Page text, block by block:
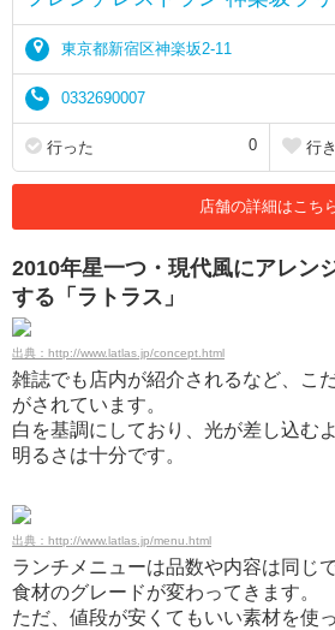
東京都新宿区神楽坂2-11
0332690007
行った 0 行
店舗の詳細はこち
2010年星一つ・現代風にアレン
する「ラトラス」
出典：http://www.latlas.jp/concept.html
雑誌でも店内が紹介されるなど、こ
がされています。
白を基調にしており、光が差し込む
明るさは十分です。
出典：http://www.latlas.jp/menu.html
ランチメニューは品数や内容は同じ
食材のグレードが変わってきます。
ただ、値段が安くてもいい素材を使